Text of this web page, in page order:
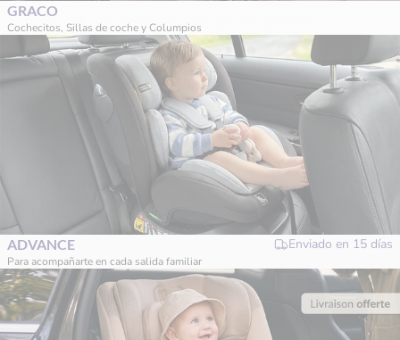
GRACO
Cochecitos, Sillas de coche y Columpios
ADVANCE Enviado en 15 días
Para acompañarte en cada salida familiar